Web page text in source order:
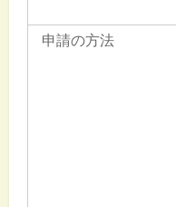
申請の方法